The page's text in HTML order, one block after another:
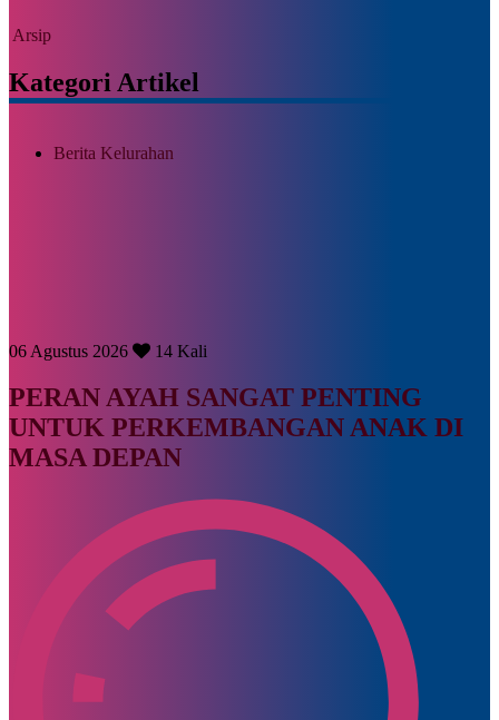
Arsip
Kategori Artikel
Berita Kelurahan
06 Agustus 2026 14 Kali
PERAN AYAH SANGAT PENTING
UNTUK PERKEMBANGAN ANAK DI
MASA DEPAN